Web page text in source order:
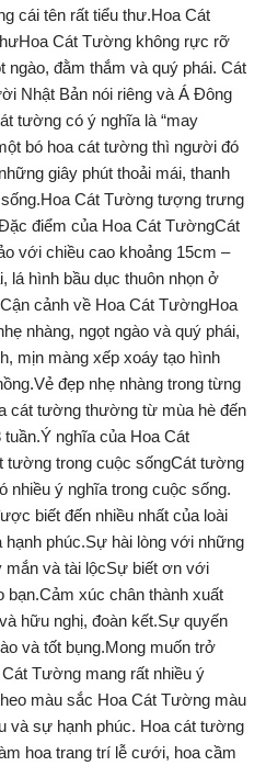
cái tên rất tiểu thư.Hoa Cát
Cát Tường không rực rỡ
ngào, đằm thắm và quý phái. Cát
Nhật Bản nói riêng và Á Đông
tường có ý nghĩa là “may
bó hoa cát tường thì người đó
giây phút thoải mái, thanh
Cát Tường tượng trưng
điểm của Hoa Cát TườngCát
với chiều cao khoảng 15cm –
lá hình bầu dục thuôn nhọn ở
cảnh về Hoa Cát TườngHoa
nhàng, ngọt ngào và quý phái,
mịn màng xếp xoáy tạo hình
đẹp nhẹ nhàng trong từng
cát tường thường từ mùa hè đến
nghĩa của Hoa Cát
tường trong cuộc sốngCát tường
nhiều ý nghĩa trong cuộc sống.
biết đến nhiều nhất của loài
hạnh phúc.Sự hài lòng với những
và tài lộcSự biết ơn với
bạn.Cảm xúc chân thành xuất
hữu nghị, đoàn kết.Sự quyến
và tốt bụng.Mong muốn trở
Tường mang rất nhiều ý
màu sắc Hoa Cát Tường màu
và sự hạnh phúc. Hoa cát tường
hoa trang trí lễ cưới, hoa cầm